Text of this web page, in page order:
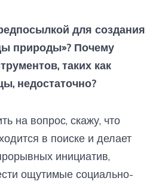
для создания
природы»? Почему
таких как
недостаточно?
на вопрос, скажу, что
в поиске и делает
инициатив,
ощутимые социально-